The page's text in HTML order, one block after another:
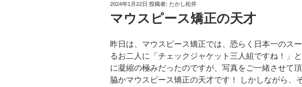
投
日:
2024年1月22日 投稿者: たかし松井
マウスピース矯正の天才
昨日は、マウスピース矯正では、恐らく日本一のス
るお二人に「チェックジャケット三人組ですね！」
に凝縮の極みだったのですが、写真をご一緒させて
脇かマウスピース矯正の天才です！ しかしながら、